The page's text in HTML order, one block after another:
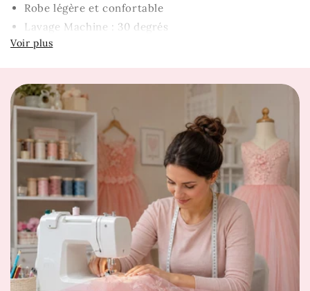
Robe légère et confortable
Lavage Machine : 30 degrés
Introuvable en Magasin
jupon en soie blanche
La couleur violette de la
tenue princesse fille
violette symbolise la beauté et l'originalité, tout en
permettant à votre princesse de briller de mille feux
dans n'importe quel cadre. Que ce soit pour une
cérémonie spéciale, une fête d'anniversaire ou une
séance de photos, cette robe ajoutera une touche de
magie à chaque moment.
Le long jupon en tulle glisse avec élégance le long du
sol, créant une silhouette fluide qui capture la grâce